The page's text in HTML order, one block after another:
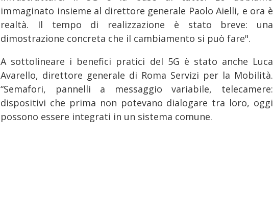
immaginato insieme al direttore generale Paolo Aielli, e ora è
realtà. Il tempo di realizzazione è stato breve: una
dimostrazione concreta che il cambiamento si può fare".
A sottolineare i benefici pratici del 5G è stato anche Luca
Avarello, direttore generale di Roma Servizi per la Mobilità.
“Semafori, pannelli a messaggio variabile, telecamere:
dispositivi che prima non potevano dialogare tra loro, oggi
possono essere integrati in un sistema comune.